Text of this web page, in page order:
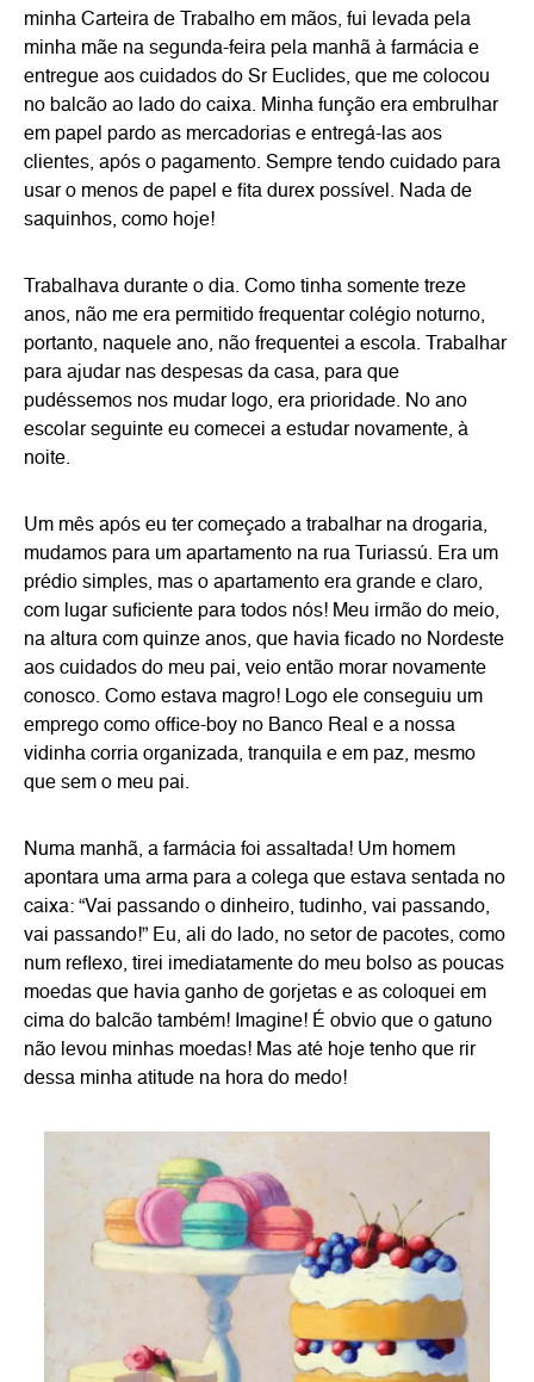
minha Carteira de Trabalho em mãos, fui levada pela
minha mãe na segunda-feira pela manhã à farmácia e
entregue aos cuidados do Sr Euclides, que me colocou
no balcão ao lado do caixa. Minha função era embrulhar
em papel pardo as mercadorias e entregá-las aos
clientes, após o pagamento. Sempre tendo cuidado para
usar o menos de papel e fita durex possível. Nada de
saquinhos, como hoje!
Trabalhava durante o dia. Como tinha somente treze
anos, não me era permitido frequentar colégio noturno,
portanto, naquele ano, não frequentei a escola. Trabalhar
para ajudar nas despesas da casa, para que
pudéssemos nos mudar logo, era prioridade. No ano
escolar seguinte eu comecei a estudar novamente, à
noite.
Um mês após eu ter começado a trabalhar na drogaria,
mudamos para um apartamento na rua Turiassú. Era um
prédio simples, mas o apartamento era grande e claro,
com lugar suficiente para todos nós! Meu irmão do meio,
na altura com quinze anos, que havia ficado no Nordeste
aos cuidados do meu pai, veio então morar novamente
conosco. Como estava magro! Logo ele conseguiu um
emprego como office-boy no Banco Real e a nossa
vidinha corria organizada, tranquila e em paz, mesmo
que sem o meu pai.
Numa manhã, a farmácia foi assaltada! Um homem
apontara uma arma para a colega que estava sentada no
caixa: “Vai passando o dinheiro, tudinho, vai passando,
vai passando!” Eu, ali do lado, no setor de pacotes, como
num reflexo, tirei imediatamente do meu bolso as poucas
moedas que havia ganho de gorjetas e as coloquei em
cima do balcão também! Imagine! É obvio que o gatuno
não levou minhas moedas! Mas até hoje tenho que rir
dessa minha atitude na hora do medo!